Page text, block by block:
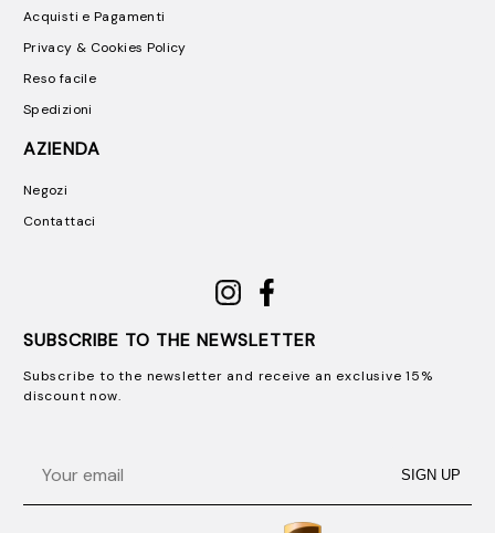
Acquisti e Pagamenti
Privacy & Cookies Policy
Reso facile
Spedizioni
AZIENDA
Negozi
Contattaci
SUBSCRIBE TO THE NEWSLETTER
Subscribe to the newsletter and receive an exclusive 15%
discount now.
SIGN UP